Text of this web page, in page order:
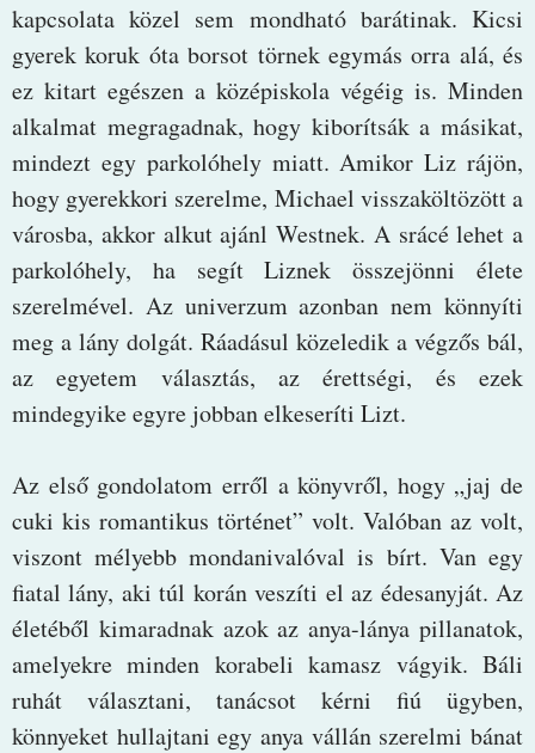
kapcsolata közel sem mondható barátinak. Kicsi
gyerek koruk óta borsot törnek egymás orra alá, és
ez kitart egészen a középiskola végéig is. Minden
alkalmat megragadnak, hogy kiborítsák a másikat,
mindezt egy parkolóhely miatt. Amikor Liz rájön,
hogy gyerekkori szerelme, Michael visszaköltözött a
városba, akkor alkut ajánl Westnek. A srácé lehet a
parkolóhely, ha segít Liznek összejönni élete
szerelmével. Az univerzum azonban nem könnyíti
meg a lány dolgát. Ráadásul közeledik a végzős bál,
az egyetem választás, az érettségi, és ezek
mindegyike egyre jobban elkeseríti Lizt.
Az első gondolatom erről a könyvről, hogy „jaj de
cuki kis romantikus történet” volt. Valóban az volt,
viszont mélyebb mondanivalóval is bírt. Van egy
fiatal lány, aki túl korán veszíti el az édesanyját. Az
életéből kimaradnak azok az anya-lánya pillanatok,
amelyekre minden korabeli kamasz vágyik. Báli
ruhát választani, tanácsot kérni fiú ügyben,
könnyeket hullajtani egy anya vállán szerelmi bánat